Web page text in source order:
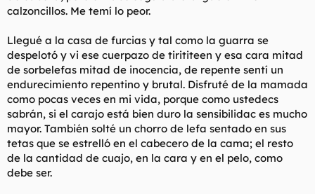
¿Algún otro iluminado por aquí que haya intentado jugar a ser
que sé que no soy el único que ha hecho el ridículo.
calzoncillos. Me temí lo peor.
Llegué a la casa de furcias y tal como la guarra se
despelotó y vi ese cuerpazo de tirititeen y esa cara mitad
de sorbelefas mitad de inocencia, de repente sentí un
endurecimiento repentino y brutal. Disfruté de la mamada
como pocas veces en mi vida, porque como ustedecs
sabrán, si el carajo está bien duro la sensibilidac es mucho
mayor. También solté un chorro de lefa sentado en sus
tetas que se estrelló en el cabecero de la cama; el resto
de la cantidad de cuajo, en la cara y en el pelo, como
debe ser.